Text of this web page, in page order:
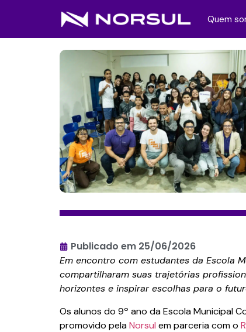
Quem
Publicado em 25/06/2026
Em encontro com estudantes da Escola
compartilharam suas trajetórias
horizontes e inspirar escolhas para o
Os alunos do 9º ano da Escola Municipal
promovido pelaNorsul em parceria com o